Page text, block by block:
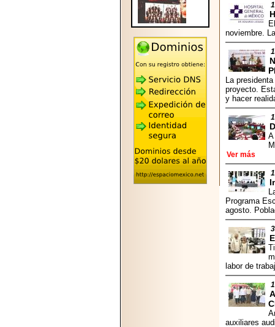
2026-05-25
"MARIACHAZO"
REÚNE A LAS
LEYENDAS
MARIACHI VARGAS
Y NUEVO
TECALITLÁN EN LA
ARENA CDMX.
2025-10-16
noviembre.
La
proyecto.
y hacer
A
Ver más
Programa
agosto.
labor de
auxiliares